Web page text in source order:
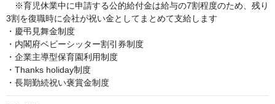
※育児休業中に申請する公的給付金は給与の7割程度のため、残り
3割を復職時に会社が祝い金としてまとめて支給します
・慶弔見舞金制度
・内閣府ベビーシッター割引券制度
・企業主導型保育園利用制度
・Thanks holiday制度
・長期勤続祝い褒賞金制度